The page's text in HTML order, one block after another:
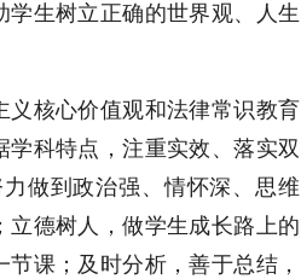
生树立正确的世界观、人生
核心价值观和法律常识教育
科特点，注重实效、落实双
做到政治强、情怀深、思维
德树人，做学生成长路上的
课；及时分析，善于总结，